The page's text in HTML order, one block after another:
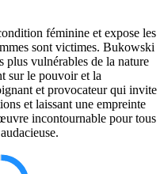
féminine et expose les
sont victimes. Bukowski
plus vulnérables de la nature
sur le pouvoir et la
et provocateur qui invite
et laissant une empreinte
incontournable pour tous